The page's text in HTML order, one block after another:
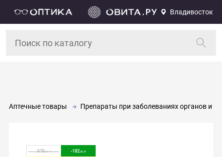
Владивосток
Аптечные товары Препараты при заболеваниях органов и
678.00 -182.00